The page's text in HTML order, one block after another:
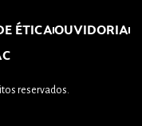
ÉTICAOUVIDORIA
reservados.